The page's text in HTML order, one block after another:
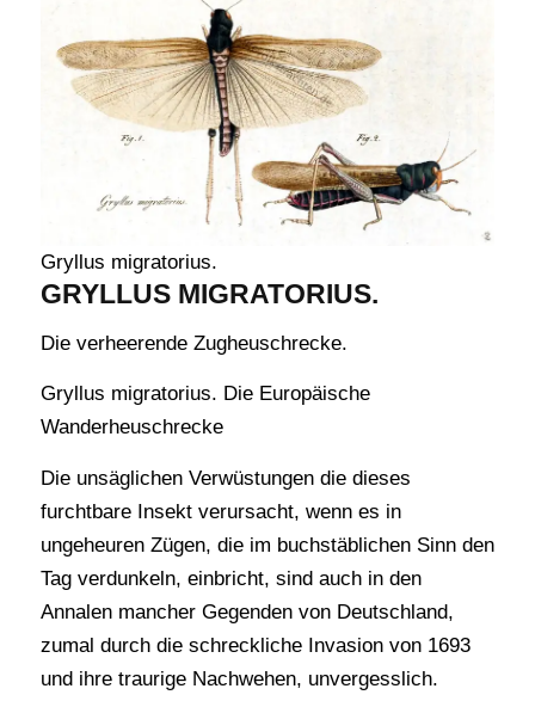
Gryllus migratorius.
GRYLLUS MIGRATORIUS.
Die verheerende Zugheuschrecke.
Gryllus migratorius. Die Europäische
Wanderheuschrecke
Die unsäglichen Verwüstungen die dieses
furchtbare Insekt verursacht, wenn es in
ungeheuren Zügen, die im buchstäblichen Sinn den
Tag verdunkeln, einbricht, sind auch in den
Annalen mancher Gegenden von Deutschland,
zumal durch die schreckliche Invasion von 1693
und ihre traurige Nachwehen, unvergesslich.